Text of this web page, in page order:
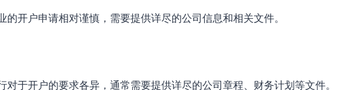
的开户申请相对谨慎，需要提供详尽的公司信息和相关文件。
对于开户的要求各异，通常需要提供详尽的公司章程、财务计划等文件。